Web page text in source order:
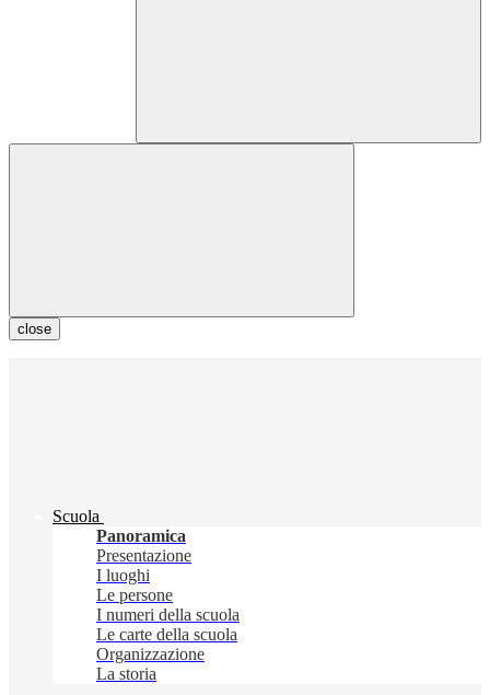
close
Scuola
Panoramica
Presentazione
I luoghi
Le persone
I numeri della scuola
Le carte della scuola
Organizzazione
La storia